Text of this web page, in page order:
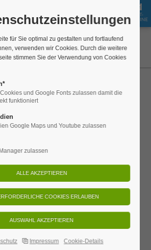
für Sie optimal zu gestalten und fortlaufend
verwenden wir Cookies. Durch die weitere
stimmen Sie der Verwendung von Cookies
und Google Fonts zulassen damit die
funktioniert
Google Maps und Youtube zulassen
zulassen
Impressum Cookie-Details
JOBS BUCHEN
GUT-
SCHEINE
in Schmilka 2026
Winterdorf der Sächsischen
winterliche Natur des Nationalparks
Das autofreie DorfSchmilkalädt zu
mit festlicher Atmosphäre,
und regionalem Bio-Genuss ein.
Package 2026vereint Erholung,
kulinarische Höhepunkte zu einer
zwischen den Jahren.